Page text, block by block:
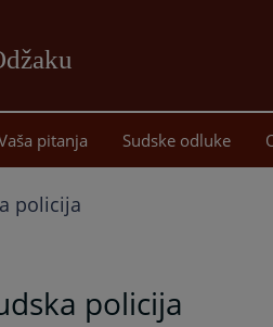
sadržaj
pitanja Sudske odluke
policija
policija